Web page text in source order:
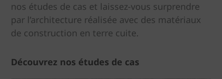
nos études de cas et laissez-vous surprendre
par l’architecture réalisée avec des matériaux
de construction en terre cuite.
Découvrez nos études de cas